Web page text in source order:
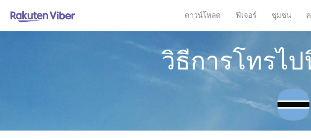
ดาวน์โหลด ฟีเจอร์ ชุมชน
วิธีการโทรไ